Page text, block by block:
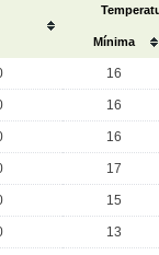
Mínima
16
16
16
17
15
13